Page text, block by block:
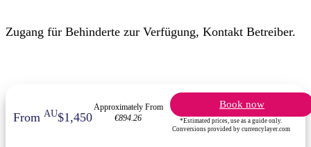
Zugang für Behinderte zur Verfügung, Kontakt Betreiber.
FromAU$1,450
Approximately From
€894.26
Book now
*Estimated prices, use as a guide only.
Conversions provided by currencylayer.com